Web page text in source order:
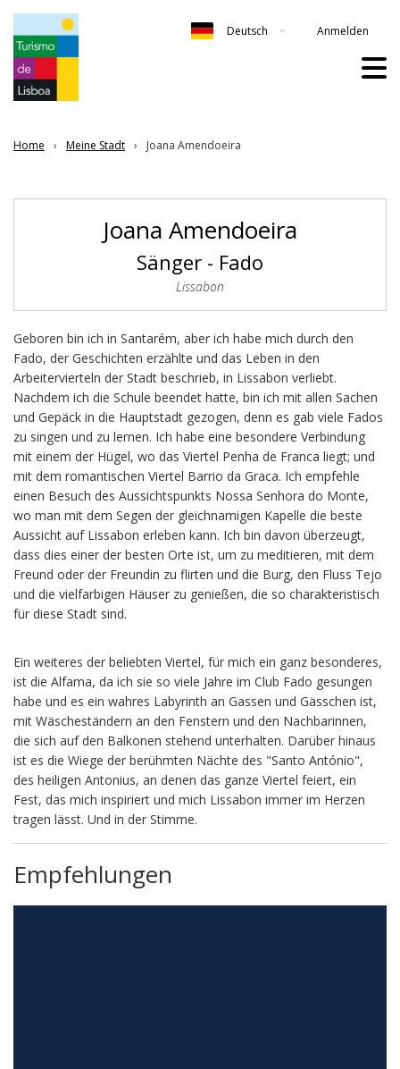
Deutsch Anmelden
Home Meine Stadt Joana Amendoeira
Joana Amendoeira
Sänger - Fado
Lissabon
Geboren bin ich in Santarém, aber ich habe mich durch den
Fado, der Geschichten erzählte und das Leben in den
Arbeitervierteln der Stadt beschrieb, in Lissabon verliebt.
Nachdem ich die Schule beendet hatte, bin ich mit allen Sachen
und Gepäck in die Hauptstadt gezogen, denn es gab viele Fados
zu singen und zu lernen. Ich habe eine besondere Verbindung
mit einem der Hügel, wo das Viertel Penha de Franca liegt; und
mit dem romantischen Viertel Barrio da Graca. Ich empfehle
einen Besuch des Aussichtspunkts Nossa Senhora do Monte,
wo man mit dem Segen der gleichnamigen Kapelle die beste
Aussicht auf Lissabon erleben kann. Ich bin davon überzeugt,
dass dies einer der besten Orte ist, um zu meditieren, mit dem
Freund oder der Freundin zu flirten und die Burg, den Fluss Tejo
und die vielfarbigen Häuser zu genießen, die so charakteristisch
für diese Stadt sind.
Ein weiteres der beliebten Viertel, für mich ein ganz besonderes,
ist die Alfama, da ich sie so viele Jahre im Club Fado gesungen
habe und es ein wahres Labyrinth an Gassen und Gässchen ist,
mit Wäscheständern an den Fenstern und den Nachbarinnen,
die sich auf den Balkonen stehend unterhalten. Darüber hinaus
ist es die Wiege der berühmten Nächte des "Santo António",
des heiligen Antonius, an denen das ganze Viertel feiert, ein
Fest, das mich inspiriert und mich Lissabon immer im Herzen
tragen lässt. Und in der Stimme.
Empfehlungen